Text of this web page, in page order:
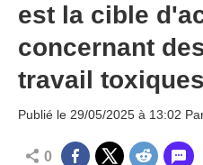
est la cible
concernant
travail
Publié le 29/05/2025 à 13:02
0